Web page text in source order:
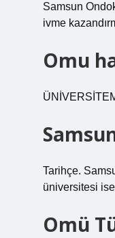
Samsun
ivme
Omu
Tarihçe.
üniversitesi
Omü